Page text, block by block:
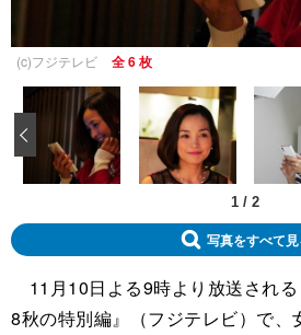
(c)フジテレビ 全 6 枚
1 / 2
‹
写真をすべて見
11月10日よる9時より放送される
8秋の特別編』（フジテレビ）で、